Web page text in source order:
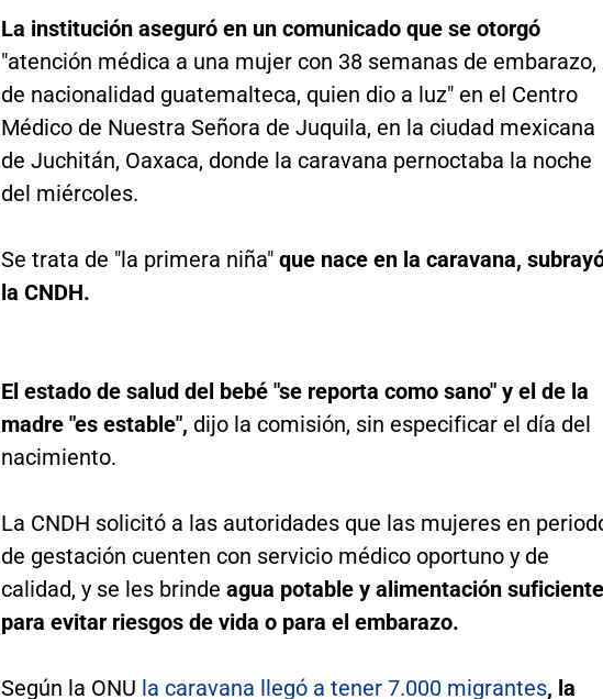
La institución aseguró en un comunicado que se otorgó
"atención médica a una mujer con 38 semanas de embarazo,
de nacionalidad guatemalteca, quien dio a luz" en el Centro
Médico de Nuestra Señora de Juquila, en la ciudad mexicana
de Juchitán, Oaxaca, donde la caravana pernoctaba la noche
del miércoles.
Se trata de "la primera niña" que nace en la caravana,
la CNDH.
El estado de salud del bebé "se reporta como sano" y el de la
madre "es estable", dijo la comisión, sin especificar el día del
nacimiento.
La CNDH solicitó a las autoridades que las mujeres en
de gestación cuenten con servicio médico oportuno y de
calidad, y se les brinde agua potable y alimentación suficiente
para evitar riesgos de vida o para el embarazo.
Según la ONU la caravana llegó a tener 7.000 migrantes, la